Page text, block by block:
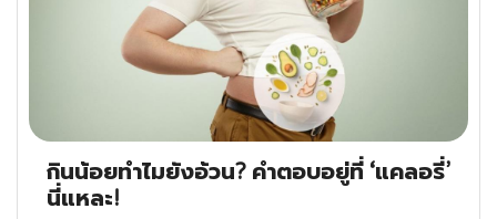
กินน้อยทำไมยังอ้วน? คำตอบอยู่ที่ ‘แคลอรี่’
นี่แหละ!